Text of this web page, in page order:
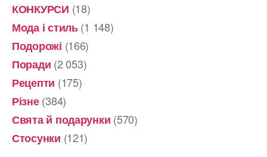
КОНКУРСИ (18)
Мода і стиль(1 148)
Подорожі (166)
Поради (2 053)
Рецепти (175)
Різне(384)
Свята й подарунки (570)
Стосунки (121)